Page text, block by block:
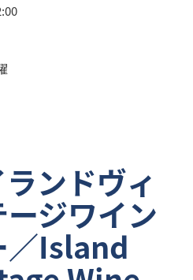
ンドヴィ
ージワイン
／Island